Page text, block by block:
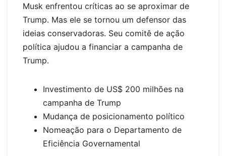
Musk enfrentou críticas ao se aproximar de
Trump. Mas ele se tornou um defensor das
ideias conservadoras. Seu comitê de ação
política ajudou a financiar a campanha de
Trump.
Investimento de US$ 200 milhões na
campanha de Trump
Mudança de posicionamento político
Nomeação para o Departamento de
Eficiência Governamental